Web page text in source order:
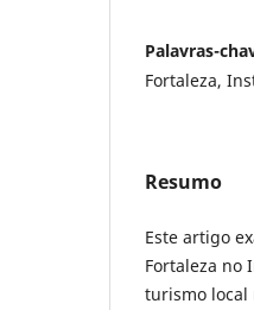
Palavras-
Fortaleza,
Resumo
Este artigo
Fortaleza no
turismo local